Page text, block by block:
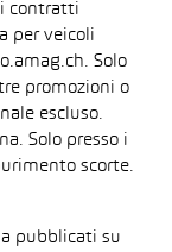
i contratti
per veicoli
Solo
promozioni o
escluso.
Solo presso i
scorte.
pubblicati su